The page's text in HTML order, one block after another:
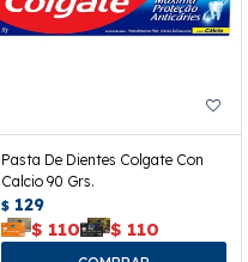
Pasta De Dientes Colgate Con
Calcio 90 Grs.
$ 129
$ 110 $ 110